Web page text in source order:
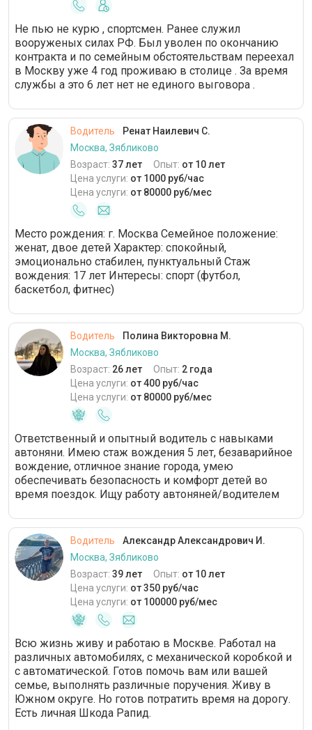
Не пью не курю , спортсмен. Ранее служил
вооруженых силах РФ. Был уволен по окончанию
контракта и по семейным обстоятельствам переехал
в Москву уже 4 год проживаю в столице . За время
службы а это 6 лет нет не единого выговора .
Водитель
Ренат Наилевич С.
Москва, Зябликово
Возраст: 37 лет Опыт: от 10 лет
Цена услуги: от 1000 руб/час
Цена услуги: от 80000 руб/мес
Место рождения: г. Москва Семейное положение:
женат, двое детей Характер: спокойный,
эмоционально стабилен, пунктуальный Стаж
вождения: 17 лет Интересы: спорт (футбол,
баскетбол, фитнес)
Водитель
Полина Викторовна М.
Москва, Зябликово
Возраст: 26 лет Опыт: 2 года
Цена услуги: от 400 руб/час
Цена услуги: от 80000 руб/мес
Ответственный и опытный водитель с навыками
автоняни. Имею стаж вождения 5 лет, безаварийное
вождение, отличное знание города, умею
обеспечивать безопасность и комфорт детей во
время поездок. Ищу работу автоняней/водителем
Водитель
Александр Александрович И.
Москва, Зябликово
Возраст: 39 лет Опыт: от 10 лет
Цена услуги: от 350 руб/час
Цена услуги: от 100000 руб/мес
Всю жизнь живу и работаю в Москве. Работал на
различных автомобилях, с механической коробкой и
с автоматической. Готов помочь вам или вашей
семье, выполнять различные поручения. Живу в
Южном округе. Но готов потратить время на дорогу.
Есть личная Шкода Рапид.